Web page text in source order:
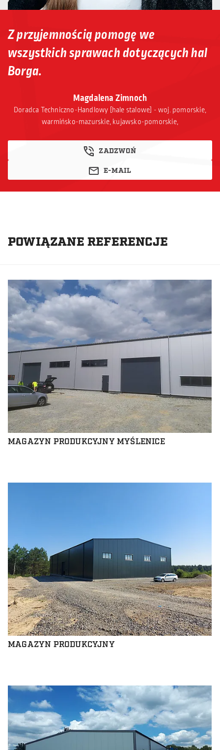
Magdalena Zimnoch
Doradca Techniczno-Handlowy [hale stalowe] - woj. pomorskie,
warmińsko-mazurskie, kujawsko-pomorskie,
ZADZWOŃ
E-MAIL
Z przyjemnością pomogę we
wszystkich sprawach dotyczących hal
Borga.
POWIĄZANE REFERENCJE
MAGAZYN PRODUKCYJNY MYŚLENICE
MAGAZYN PRODUKCYJNY